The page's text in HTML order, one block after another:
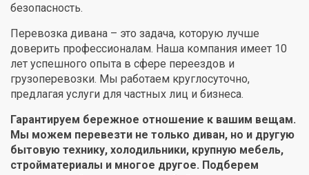
безопасность.
Перевозка дивана – это задача, которую лучше
доверить профессионалам. Наша компания имеет 10
лет успешного опыта в сфере переездов и
грузоперевозки. Мы работаем круглосуточно,
предлагая услуги для частных лиц и бизнеса.
Гарантируем бережное отношение к вашим вещам.
Мы можем перевезти не только диван, но и другую
бытовую технику, холодильники, крупную мебель,
стройматериалы и многое другое. Подберем